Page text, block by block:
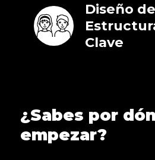
Diseño de
Clave
¿Sabes por
empezar?